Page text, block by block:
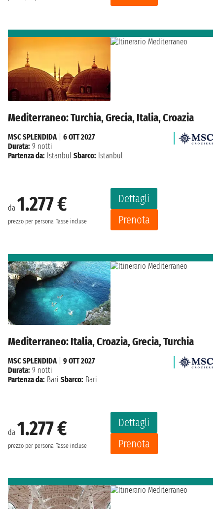
Mediterraneo: Turchia, Grecia, Italia, Croazia
da 1.277 €
prezzo per persona Tasse incluse
Dettagli
Prenota
MSC SPLENDIDA| 6 OTT 2027
Durata: 9 notti
Partenza da: Istanbul Sbarco: Istanbul
Mediterraneo: Italia, Croazia, Grecia, Turchia
da 1.277 €
prezzo per persona Tasse incluse
Dettagli
Prenota
MSC SPLENDIDA| 9 OTT 2027
Durata: 9 notti
Partenza da: Bari Sbarco: Bari